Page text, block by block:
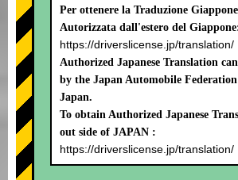
Per ottenere la Traduzione
Autorizzata dall'estero del
https://driverslicense.jp/translation/
Authorized Japanese Translation
by the Japan Automobile
Japan.
To obtain Authorized Japanese
out side of JAPAN :
https://driverslicense.jp/translation/